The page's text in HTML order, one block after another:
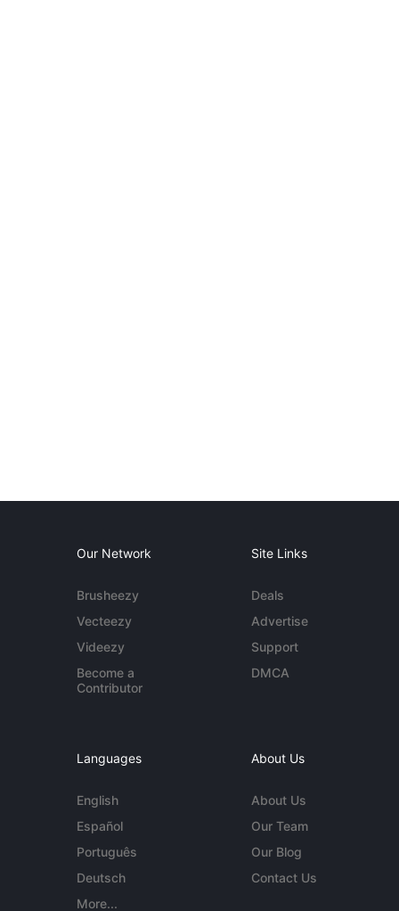
Our Network
Brusheezy
Vecteezy
Videezy
Become a
Contributor
Site Links
Deals
Advertise
Support
DMCA
Languages
English
Español
Português
Deutsch
More...
About Us
About Us
Our Team
Our Blog
Contact Us